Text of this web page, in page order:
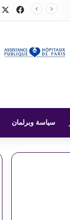
سياسة وبرلمان